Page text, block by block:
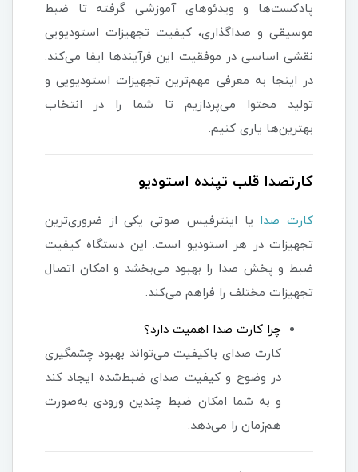
پادکست‌ها و ویدئوهای آموزشی گرفته تا ضبط
موسیقی و صداگذاری، کیفیت تجهیزات استودیویی
نقشی اساسی در موفقیت این فرآیندها ایفا می‌کند.
در اینجا به معرفی مهم‌ترین تجهیزات استودیویی و
تولید محتوا می‌پردازیم تا شما را در انتخاب
بهترین‌ها یاری کنیم.
کارتصدا قلب تپنده استودیو
کارت صدا یا اینترفیس صوتی یکی از ضروری‌ترین
تجهیزات در هر استودیو است. این دستگاه کیفیت
ضبط و پخش صدا را بهبود می‌بخشد و امکان اتصال
تجهیزات مختلف را فراهم می‌کند.
چرا کارت صدا اهمیت دارد؟
کارت صدای باکیفیت می‌تواند بهبود چشمگیری
در وضوح و کیفیت صدای ضبط‌شده ایجاد کند
و به شما امکان ضبط چندین ورودی به‌صورت
هم‌زمان را می‌دهد.